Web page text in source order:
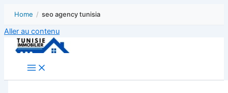
Home / seo agency tunisia
Aller au contenu